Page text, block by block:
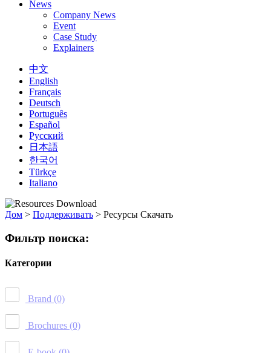
News
Company News
Event
Case Study
Explainers
中文
English
Français
Deutsch
Português
Español
Русский
日本語
한국어
Türkçe
Italiano
Дом > Поддерживать > Ресурсы Скачать
Фильтр поиска:
Категории
Brand (0)
Brochures (0)